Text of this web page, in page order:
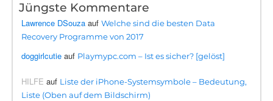
Jüngste Kommentare
Lawrence DSouza aufWelche sind die besten Data
Recovery Programme von 2017
doggirlcutie auf Playmypc.com – Ist es sicher? [gelöst]
HILFE auf Liste der iPhone-Systemsymbole – Bedeutung,
Liste (Oben auf dem Bildschirm)